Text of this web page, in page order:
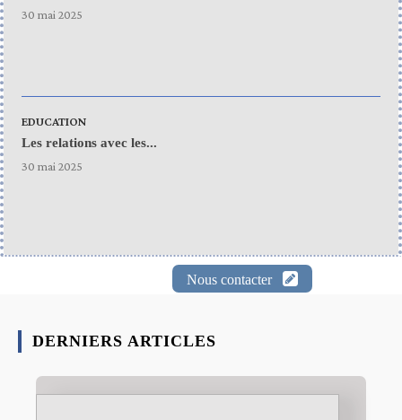
30 mai 2025
EDUCATION
Les relations avec les...
30 mai 2025
Nous contacter
DERNIERS ARTICLES